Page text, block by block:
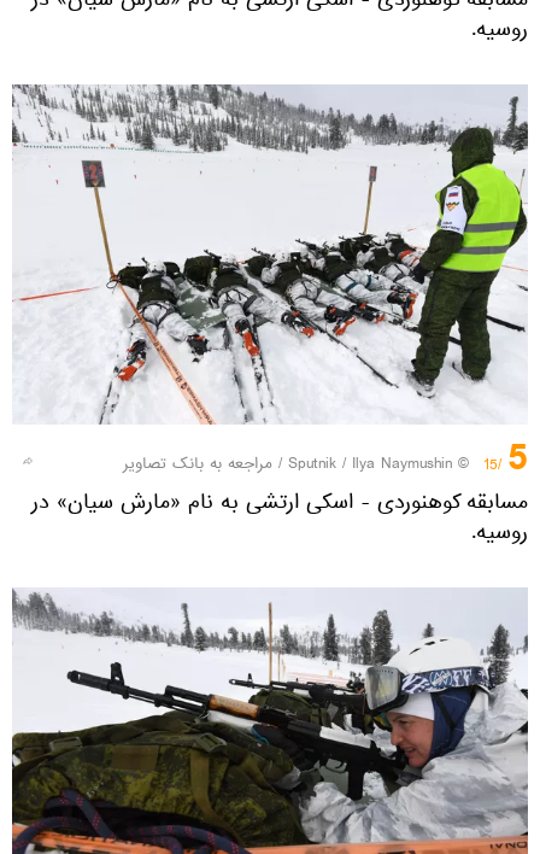
روسیه.
5
/15
© Sputnik / Ilya Naymushin
/ مراجعه به بانک تصاویر
مسابقه کوهنوردی - اسکی ارتشی به نام «مارش سیان» در
روسیه.